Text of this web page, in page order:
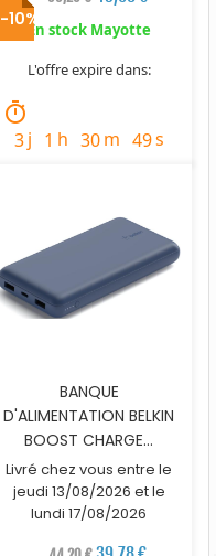
En stock Mayotte
L'offre expire dans:
timer
3j 1 h 30m 47s
-10%
BANQUE
D'ALIMENTATION BELKIN
BOOST CHARGE...
Livré chez vous entre le
jeudi 13/08/2026 et le
lundi 17/08/2026